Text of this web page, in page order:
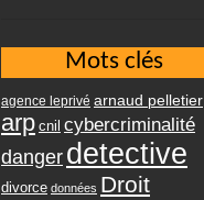
Mots clés
agence leprivé arnaud pelletier
arp cnil cybercriminalité
danger detective
divorce données Droit